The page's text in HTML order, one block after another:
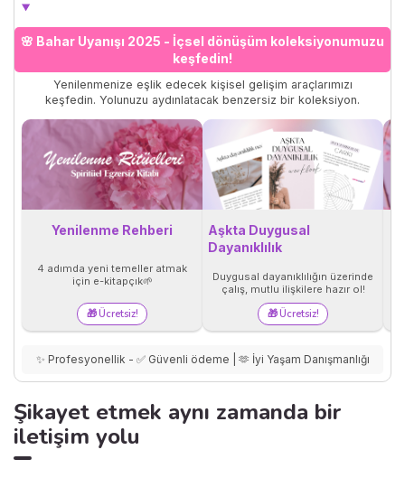
🌸 Bahar Uyanışı 2025 - İçsel dönüşüm koleksiyonumuzu
keşfedin!
Yenilenmenize eşlik edecek kişisel gelişim araçlarımızı
keşfedin. Yolunuzu aydınlatacak benzersiz bir koleksiyon.
Yenilenme Rehberi
4 adımda yeni temeller atmak
için e-kitapçık🌱
🎁 Ücretsiz!
Aşkta Duygusal
Dayanıklılık
Duygusal dayanıklılığın üzerinde
çalış, mutlu ilişkilere hazır ol!
🎁 Ücretsiz!
✨ Profesyonellik - ✅ Güvenli ödeme | 🫶 İyi Yaşam Danışmanlığı
Şikayet etmek aynı zamanda bir
iletişim yolu